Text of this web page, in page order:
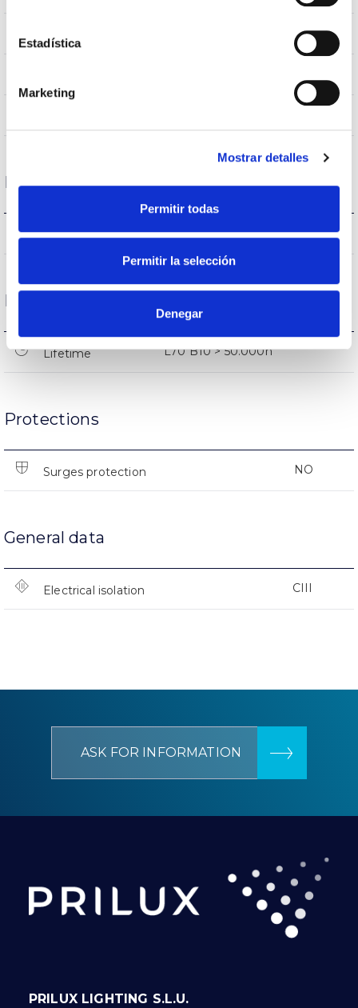
Estadística
Marketing
Mostrar detalles
Permitir todas
Permitir la selección
Denegar
IP Tightness index
Performance
Flux (lm) 2.759lmlm
Lifetime L70 B10 > 50.000h
Protections
Surges protection NO
General data
Electrical isolation CIII
ASK FOR INFORMATION
PRILUX LIGHTING S.L.U.